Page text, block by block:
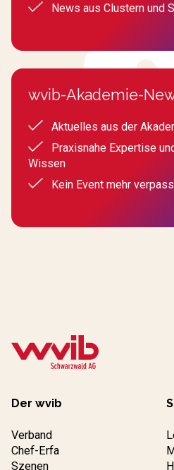
News aus Clustern und
wvib-Akademie-
Aktuelles aus der
Praxisnahe Expertise
Wissen
Kein Event mehr
Der wvib
Verband
Chef-Erfa
Szenen